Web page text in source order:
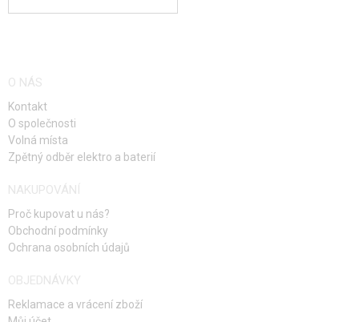
O NÁS
Kontakt
O společnosti
Volná místa
Zpětný odběr elektro a baterií
NAKUPOVÁNÍ
Proč kupovat u nás?
Obchodní podmínky
Ochrana osobních údajů
OBJEDNÁVKY
Reklamace a vrácení zboží